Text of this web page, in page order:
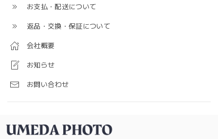
お支払・配送について
返品・交換・保証について
会社概要
お知らせ
お問い合わせ